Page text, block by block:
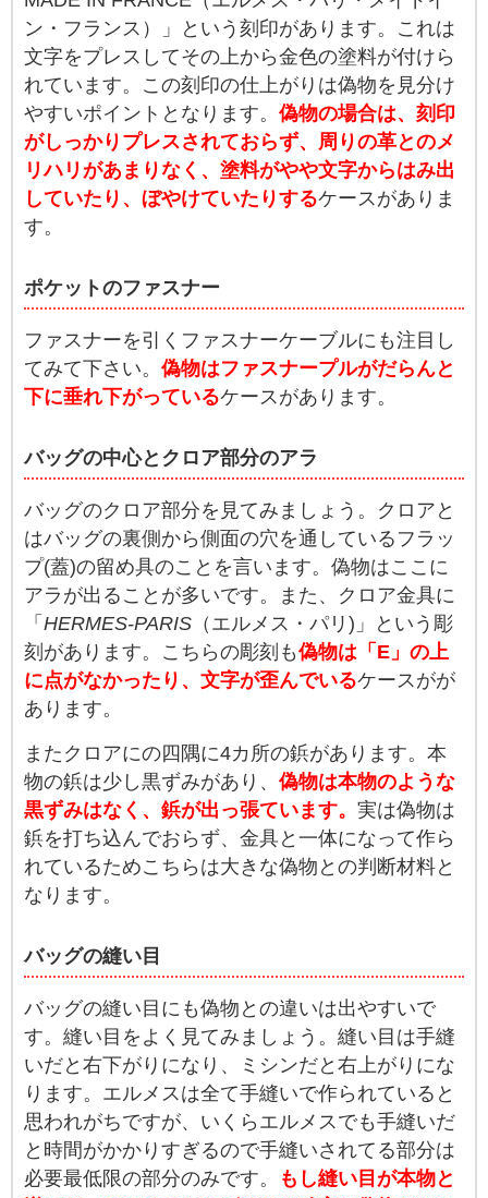
ン・フランス）」という刻印があります。これは
文字をプレスしてその上から金色の塗料が付けら
れています。この刻印の仕上がりは偽物を見分け
やすいポイントとなります。 偽物の場合は、刻印
がしっかりプレスされておらず、周りの革とのメ
リハリがあまりなく、塗料がやや文字からはみ出
していたり、ぼやけていたりするケースがありま
す。
ポケットのファスナー
ファスナーを引くファスナーケーブルにも注目し
てみて下さい。 偽物はファスナープルがだらんと
下に垂れ下がっているケースがあります。
バッグの中心とクロア部分のアラ
バッグのクロア部分を見てみましょう。クロアと
はバッグの裏側から側面の穴を通しているフラッ
プ(蓋)の留め具のことを言います。偽物はここに
アラが出ることが多いです。また、クロア金具に
「 HERMES-PARIS （エルメス・パリ)」という彫
刻があります。こちらの彫刻も偽物は「E」の上
に点がなかったり、文字が歪んでいるケースがが
あります。
またクロアにの四隅に4カ所の鋲があります。本
物の鋲は少し黒ずみがあり、 偽物は本物のような
黒ずみはなく、鋲が出っ張ています。 実は偽物は
鋲を打ち込んでおらず、金具と一体になって作ら
れているためこちらは大きな偽物との判断材料と
なります。
バッグの縫い目
バッグの縫い目にも偽物との違いは出やすいで
す。縫い目をよく見てみましょう。縫い目は手縫
いだと右下がりになり、ミシンだと右上がりにな
ります。エルメスは全て手縫いで作られていると
思われがちですが、いくらエルメスでも手縫いだ
と時間がかかりすぎるので手縫いされてる部分は
必要最低限の部分のみです。
もし縫い目が本物と